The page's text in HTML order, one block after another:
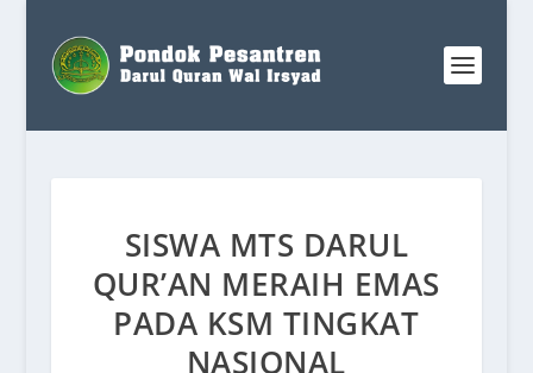
SISWA MTS DARUL
QUR’AN MERAIH EMAS
PADA KSM TINGKAT
NASIONAL